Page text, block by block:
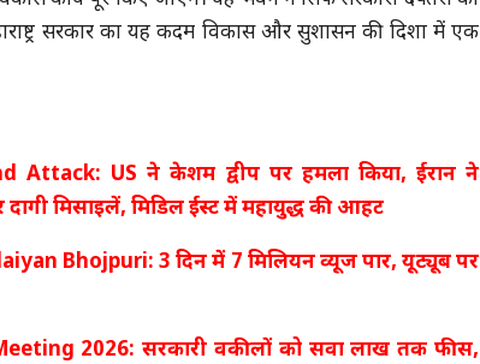
सरकार का यह कदम विकास और सुशासन की दिशा में एक
Attack: US ने केशम द्वीप पर हमला किया, ईरान ने
मिसाइलें, मिडिल ईस्ट में महायुद्ध की आहट
Bhojpuri: 3 दिन में 7 मिलियन व्यूज पार, यूट्यूब पर
2026: सरकारी वकीलों को सवा लाख तक फीस,